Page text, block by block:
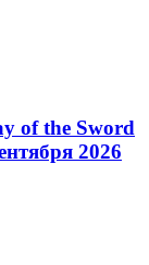
of the Sword
2026